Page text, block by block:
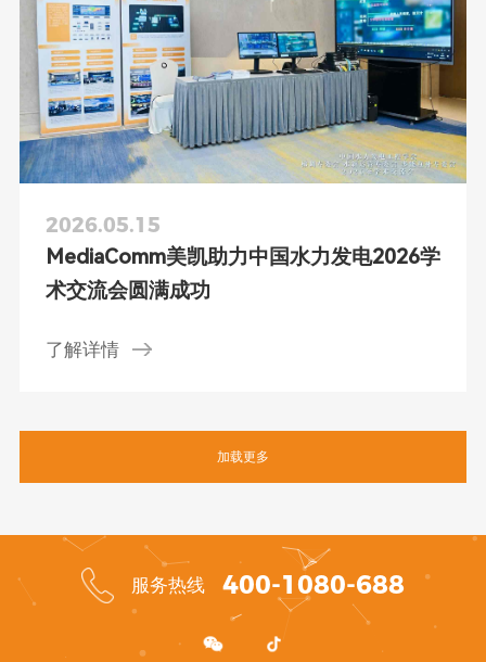
2026.05.15
MediaComm美凯助力中国水力发电2026学
术交流会圆满成功
了解详情
加载更多
服务热线 400-1080-688